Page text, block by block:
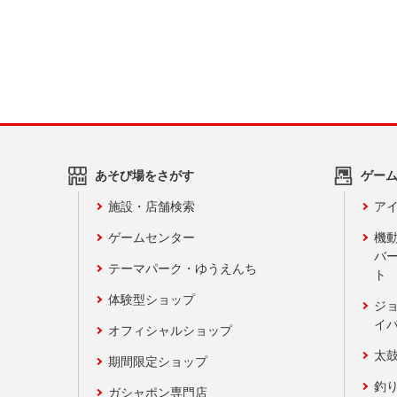
あそび場をさがす
施設・店舗検索
ゲームセンター
テーマパーク・ゆうえんち
体験型ショップ
オフィシャルショップ
期間限定ショップ
ガシャポン専門店
ゲー
ア
機
バ
ト
ジ
イ
太
釣